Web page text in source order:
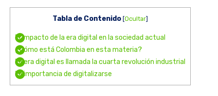
Tabla de Contenido [Ocultar]
El impacto de la era digital en la sociedad actual
¿Cómo está Colombia en esta materia?
La era digital es llamada la cuarta revolución industrial
La importancia de digitalizarse